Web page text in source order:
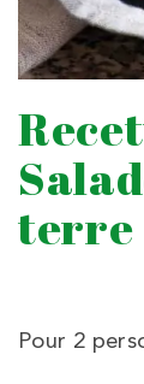
terre
Pour 2